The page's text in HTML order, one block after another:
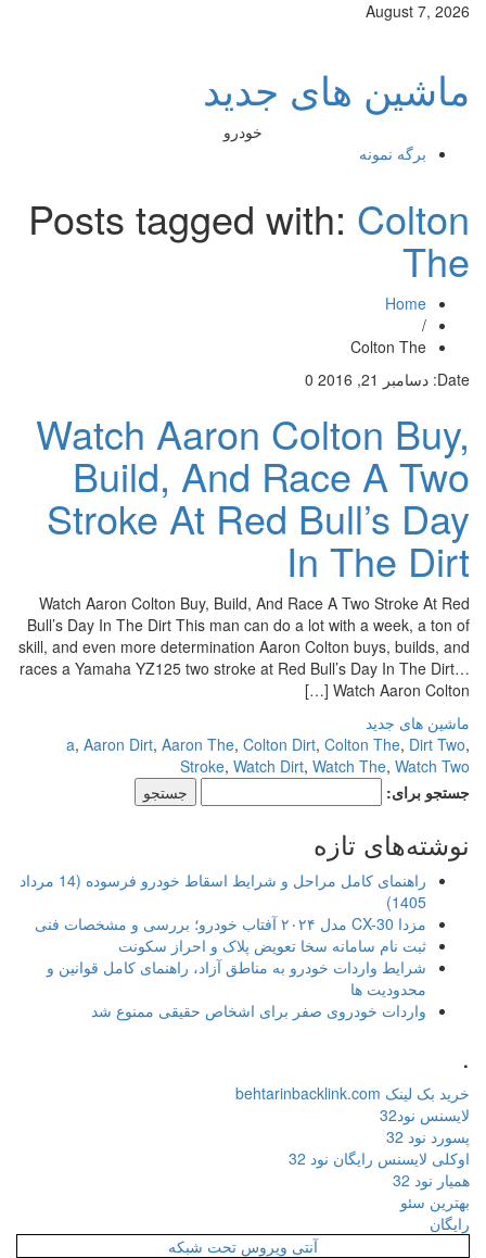
August 7, 2026
ماشین های جدید
خودرو
برگه نمونه
Posts tagged with:Colton
The
Home
/
Colton The
Date: دسامبر 21, 2016 0
Watch Aaron Colton Buy,
Build, And Race A Two
Stroke At Red Bull’s Day
In The Dirt
Watch Aaron Colton Buy, Build, And Race A Two Stroke At Red
Bull’s Day In The Dirt This man can do a lot with a week, a ton of
skill, and even more determination Aaron Colton buys, builds, and
races a Yamaha YZ125 two stroke at Red Bull’s Day In The Dirt…
Watch Aaron Colton […]
ماشین های جدید
a,Aaron Dirt,Aaron The,Colton Dirt,Colton The,Dirt Two
Stroke,Watch Dirt,Watch The,Watch Two
جستجو برای:
نوشته‌های تازه
راهنمای کامل مراحل و شرایط اسقاط خودرو فرسوده (14 مرداد
1405)
مزدا CX-30 مدل ۲۰۲۴ آفتاب خودرو؛ بررسی و مشخصات فنی
ثبت نام سامانه سخا تعویض پلاک و احراز سکونت
شرایط واردات خودرو به مناطق آزاد، راهنمای کامل قوانین و
محدودیت ها
واردات خودروی صفر برای اشخاص حقیقی ممنوع شد
خرید بک لینک behtarinbacklink.com
لایسنس نود32
پسورد نود 32
اوکلی لایسنس رایگان نود 32
همیار نود 32
بهترین سئو
رایگان
آنتی ویروس تحت شبکه